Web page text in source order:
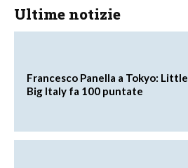
Ultime notizie
Francesco Panella a Tokyo: Little
Big Italy fa 100 puntate